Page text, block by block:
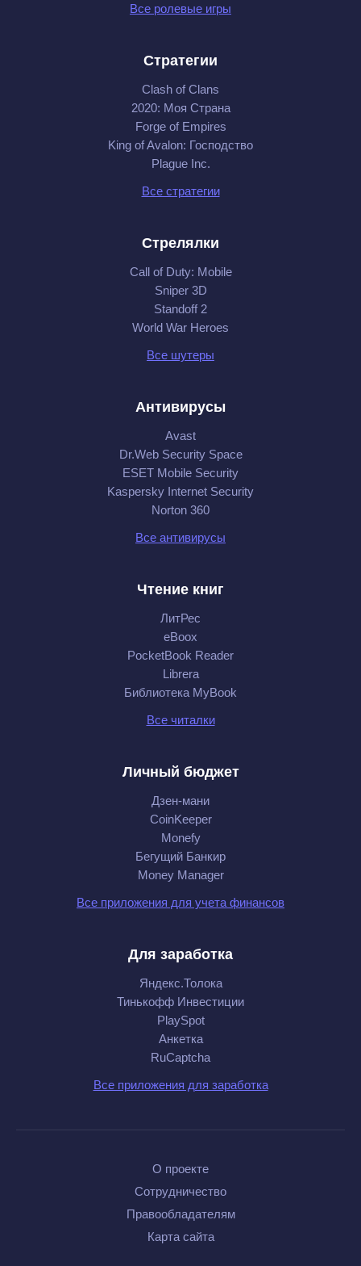
Все ролевые игры
Стратегии
Clash of Clans
2020: Моя Cтрана
Forge of Empires
King of Avalon: Господство
Plague Inc.
Все стратегии
Стрелялки
Call of Duty: Mobile
Sniper 3D
Standoff 2
World War Heroes
Все шутеры
Антивирусы
Avast
Dr.Web Security Space
ESET Mobile Security
Kaspersky Internet Security
Norton 360
Все антивирусы
Чтение книг
ЛитРес
eBoox
PocketBook Reader
Librera
Библиотека MyBook
Все читалки
Личный бюджет
Дзен-мани
CoinKeeper
Monefy
Бегущий Банкир
Money Manager
Все приложения для учета финансов
Для заработка
Яндекс.Толока
Тинькофф Инвестиции
PlaySpot
Анкетка
RuCaptcha
Все приложения для заработка
О проекте
Сотрудничество
Правообладателям
Карта сайта